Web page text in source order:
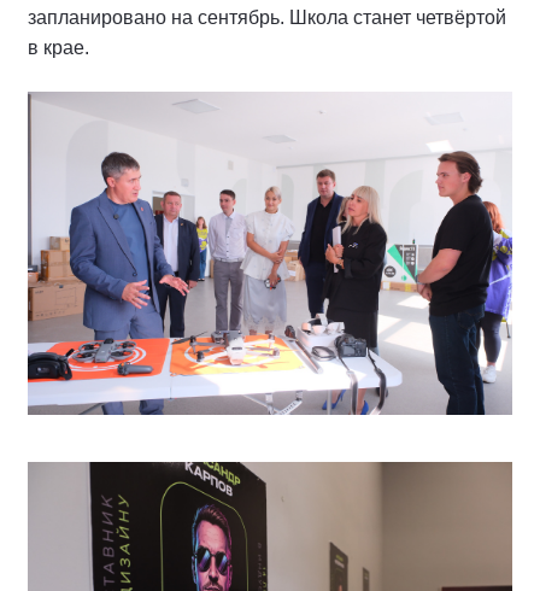
запланировано на сентябрь. Школа станет четвёртой
в крае.